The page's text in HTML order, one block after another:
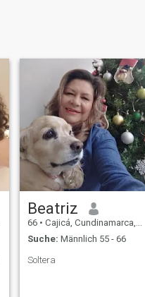
Beatriz
66 • Cajicá, Cundinamarca, Kolumbien
Suche: Männlich 55 - 66
Soltera